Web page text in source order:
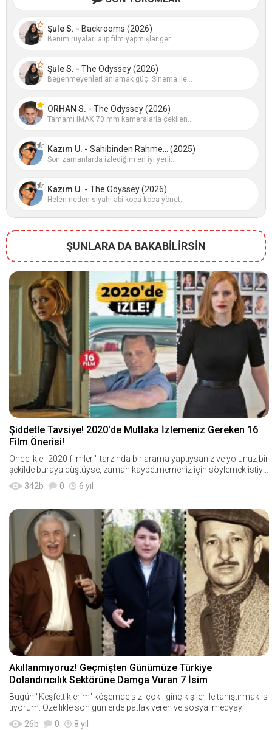
Şule S. - Backrooms (2026)
Benim rüyaları alıp film yapmışlar ger...
Şule S. - The Odyssey (2026)
Beğenmeyenleri anlamak güç. Sinema ile...
ORHAN S. - The Odyssey (2026)
Tamamı IMAX 70 mm kameralarla çekilen...
Kazım U. - Sahibinden Rahme... (2025)
Son zamanlarda izlediğim en iyi yerli...
Kazım U. - The Odyssey (2026)
Helen neden siyahi abi koca koca yönet...
ŞUNLARA DA BAKABİLİRSİN
Şiddetle Tavsiye! 2020'de Mutlaka İzlemeniz Gereken 16
Film Önerisi!
Öncelikle "2020 filmleri" tarzında bir arama yaptıysanız ve yolunuz bir
şekilde buraya düştüyse, zaman kaybetmemeniz için söylemek istiyo
rum ki
342b 0 6 yıl
Akıllanmıyoruz! Geçmişten Günümüze Türkiye
Dolandırıcılık Sektörüne Damga Vuran 7 İsim
Bugün "Keşfettiklerim" köşemde sizi çok ilginç kişiler ile tanıştırmak is
tiyorum. Özellikle son günlerde patlak veren ve sosyal medyayı
26b 0 8 yıl